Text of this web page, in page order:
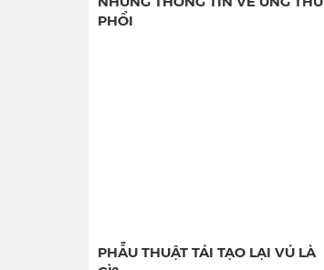
PHỔI
PHẪU THUẬT TÁI TẠO LẠI VÚ LÀ